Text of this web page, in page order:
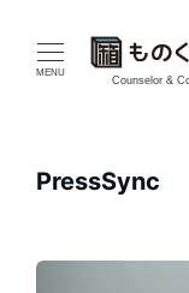
MENU
Counselor &
PressSync